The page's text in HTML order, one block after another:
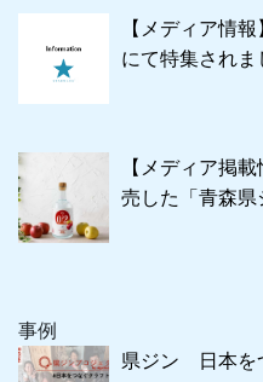
【メディア情
にて特集されま
【メディア掲
売した「青森
事例
県ジン 日本を